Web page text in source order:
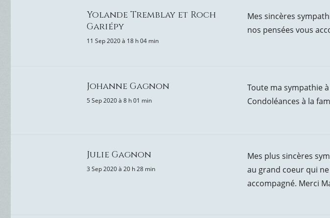
Yolande Tremblay et Roch
Gariépy
11 Sep 2020 à 18 h 04 min
Mes sincères
nos pensées vous
Johanne Gagnon
5 Sep 2020 à 8 h 01 min
Toute ma sympathie
Condoléances à la
Julie Gagnon
3 Sep 2020 à 20 h 28 min
Mes plus sincères
au grand coeur qui
accompagné. Merci